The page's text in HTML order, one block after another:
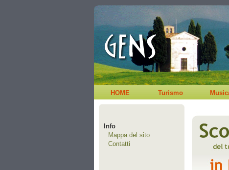
HOME Turismo
Info
Mappa del sito
Contatti